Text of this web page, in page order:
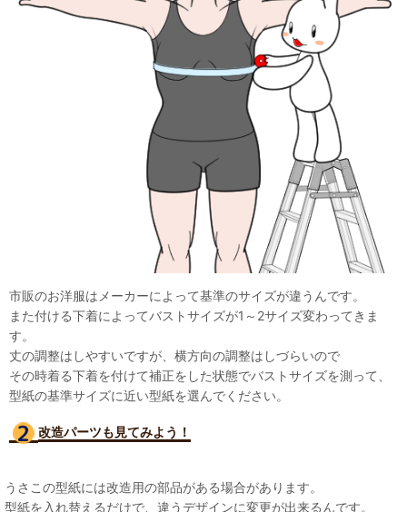
市販のお洋服はメーカーによって基準のサイズが違うんです。
また付ける下着によってバストサイズが1～2サイズ変わってきま
す。
丈の調整はしやすいですが、横方向の調整はしづらいので
その時着る下着を付けて補正をした状態でバストサイズを測って、
型紙の基準サイズに近い型紙を選んでください。
改造パーツも見てみよう！
うさこの型紙には改造用の部品がある場合があります。
型紙を入れ替えるだけで、違うデザインに変更が出来るんです。